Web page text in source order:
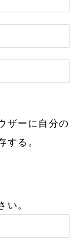
ザーに自分の
する。
い。